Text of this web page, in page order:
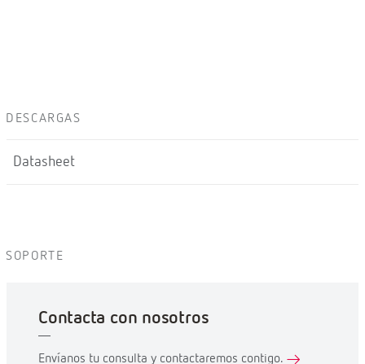
DESCARGAS
Datasheet
SOPORTE
Contacta con nosotros
Envíanos tu consulta y contactaremos contigo.